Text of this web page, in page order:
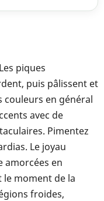
piques
puis pâlissent et
couleurs en général
avec de
Pimentez
Le joyau
amorcées en
le moment de la
froides,